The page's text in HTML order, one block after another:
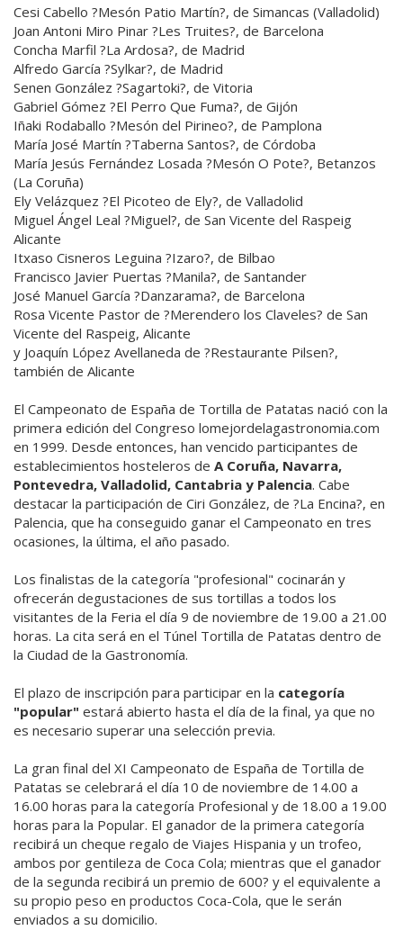
Cesi Cabello ?Mesón Patio Martín?, de Simancas (Valladolid)
Joan Antoni Miro Pinar ?Les Truites?, de Barcelona
Concha Marfil ?La Ardosa?, de Madrid
Alfredo García ?Sylkar?, de Madrid
Senen González ?Sagartoki?, de Vitoria
Gabriel Gómez ?El Perro Que Fuma?, de Gijón
Iñaki Rodaballo ?Mesón del Pirineo?, de Pamplona
María José Martín ?Taberna Santos?, de Córdoba
María Jesús Fernández Losada ?Mesón O Pote?, Betanzos
(La Coruña)
Ely Velázquez ?El Picoteo de Ely?, de Valladolid
Miguel Ángel Leal ?Miguel?, de San Vicente del Raspeig
Alicante
Itxaso Cisneros Leguina ?Izaro?, de Bilbao
Francisco Javier Puertas ?Manila?, de Santander
José Manuel García ?Danzarama?, de Barcelona
Rosa Vicente Pastor de ?Merendero los Claveles? de San
Vicente del Raspeig, Alicante
y Joaquín López Avellaneda de ?Restaurante Pilsen?,
también de Alicante
El Campeonato de España de Tortilla de Patatas nació con la
primera edición del Congreso lomejordelagastronomia.com
en 1999. Desde entonces, han vencido participantes de
establecimientos hosteleros de A Coruña, Navarra,
Pontevedra, Valladolid, Cantabria y Palencia. Cabe
destacar la participación de Ciri González, de ?La Encina?, en
Palencia, que ha conseguido ganar el Campeonato en tres
ocasiones, la última, el año pasado.
Los finalistas de la categoría "profesional" cocinarán y
ofrecerán degustaciones de sus tortillas a todos los
visitantes de la Feria el día 9 de noviembre de 19.00 a 21.00
horas. La cita será en el Túnel Tortilla de Patatas dentro de
la Ciudad de la Gastronomía.
El plazo de inscripción para participar en la categoría
"popular" estará abierto hasta el día de la final, ya que no
es necesario superar una selección previa.
La gran final del XI Campeonato de España de Tortilla de
Patatas se celebrará el día 10 de noviembre de 14.00 a
16.00 horas para la categoría Profesional y de 18.00 a 19.00
horas para la Popular. El ganador de la primera categoría
recibirá un cheque regalo de Viajes Hispania y un trofeo,
ambos por gentileza de Coca Cola; mientras que el ganador
de la segunda recibirá un premio de 600? y el equivalente a
su propio peso en productos Coca-Cola, que le serán
enviados a su domicilio.